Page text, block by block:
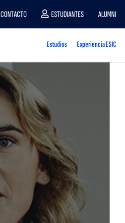
CONTACTO ESTUDIANTES ALUMNI
Estudios Experiencia ESIC